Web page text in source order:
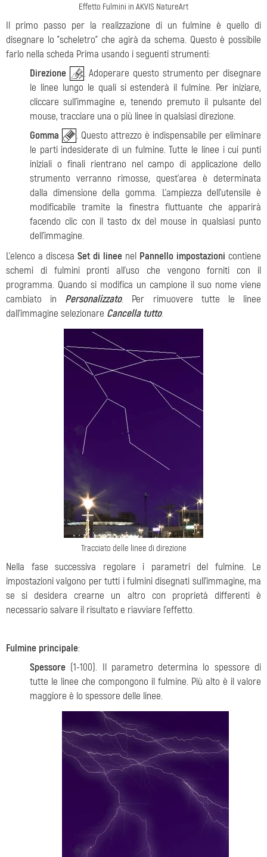
Effetto Fulmini in AKVIS NatureArt
Il primo passo per la realizzazione di un fulmine è quello di
disegnare lo "scheletro" che agirà da schema. Questo è possibile
farlo nella scheda Prima usando i seguenti strumenti:
Direzione
. Adoperare questo strumento per disegnare
le linee lungo le quali si estenderà il fulmine. Per iniziare,
cliccare sull'immagine e, tenendo premuto il pulsante del
mouse, tracciare una o più linee in qualsiasi direzione.
Gomma
. Questo attrezzo è indispensabile per eliminare
le parti indesiderate di un fulmine. Tutte le linee i cui punti
iniziali o finali rientrano nel campo di applicazione dello
strumento verranno rimosse, quest'area è determinata
dalla dimensione della gomma. L'ampiezza dell'utensile è
modificabile tramite la finestra fluttuante che apparirà
facendo clic con il tasto dx del mouse in qualsiasi punto
dell'immagine.
L'elenco a discesa Set di linee nel Pannello impostazioni contiene
schemi di fulmini pronti all'uso che vengono forniti con il
programma. Quando si modifica un campione il suo nome viene
cambiato in Personalizzato. Per rimuovere tutte le linee
dall'immagine selezionare Cancella tutto.
Tracciato delle linee di direzione
Nella fase successiva regolare i parametri del fulmine. Le
impostazioni valgono per tutti i fulmini disegnati sull'immagine, ma
se si desidera crearne un altro con proprietà differenti è
necessario salvare il risultato e riavviare l'effetto.
Fulmine principale:
Spessore (1-100). Il parametro determina lo spessore di
tutte le linee che compongono il fulmine. Più alto è il valore
maggiore è lo spessore delle linee.